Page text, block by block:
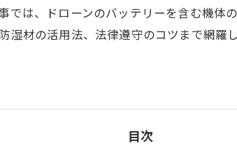
では、ドローンのバッテリーを含む機体
湿材の活用法、法律遵守のコツまで網羅
目次